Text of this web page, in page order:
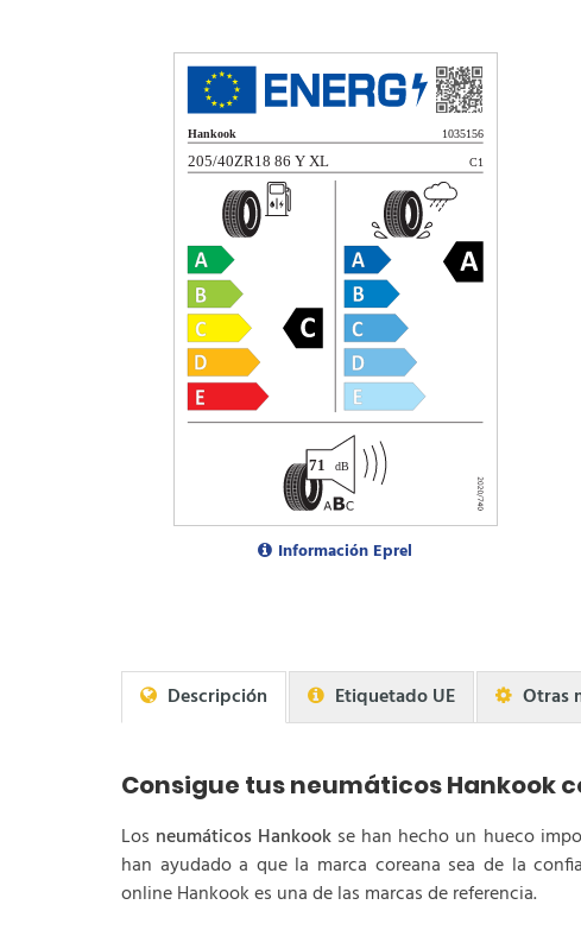
Información Eprel
Descripción Etiquetado UE Otras
Consigue tus neumáticos Hankook
Los neumáticos Hankook se han hecho un hueco
han ayudado a que la marca coreana sea de la
online Hankook es una de las marcas de referencia.